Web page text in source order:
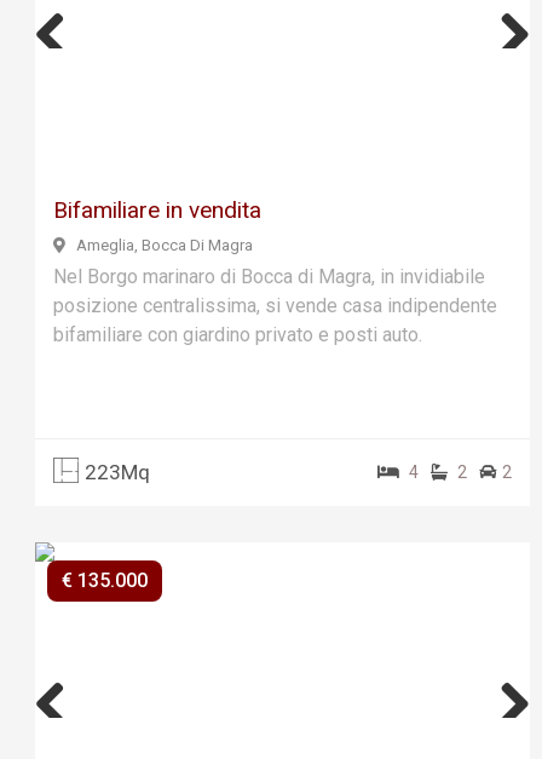
Bifamiliare in vendita
Ameglia, Bocca Di Magra
Nel Borgo marinaro di Bocca di Magra, in invidiabile
posizione centralissima, si vende casa indipendente
bifamiliare con giardino privato e posti auto.
223Mq 4 2 2
€ 135.000